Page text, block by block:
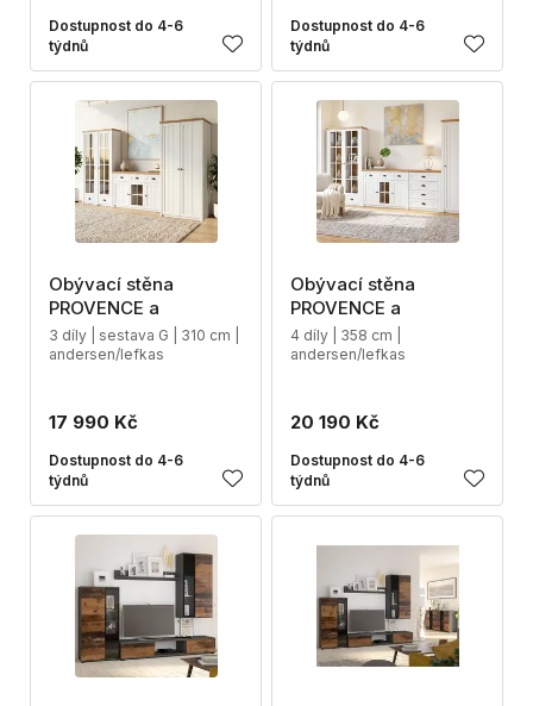
Dostupnost do 4-6
týdnů
Dostupnost do 4-6
týdnů
Obývací stěna
PROVENCE a
3 díly | sestava G | 310 cm |
andersen/lefkas
17 990 Kč
Dostupnost do 4-6
týdnů
Obývací stěna
PROVENCE a
4 díly | 358 cm |
andersen/lefkas
20 190 Kč
Dostupnost do 4-6
týdnů